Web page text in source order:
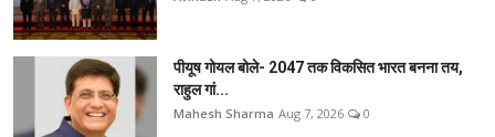
पीयूष गोयल बोले- 2047 तक विकसित भारत बनना तय,
राहुल गां...
Mahesh Sharma Aug 7, 2026 0